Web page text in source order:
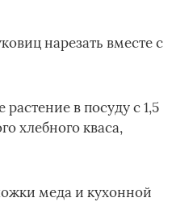
нарезать вместе с
в посуду с 1,5
хлебного кваса,
меда и кухонной